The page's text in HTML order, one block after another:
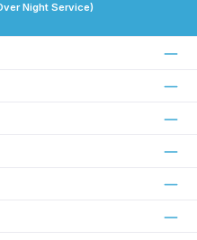
Night Service)